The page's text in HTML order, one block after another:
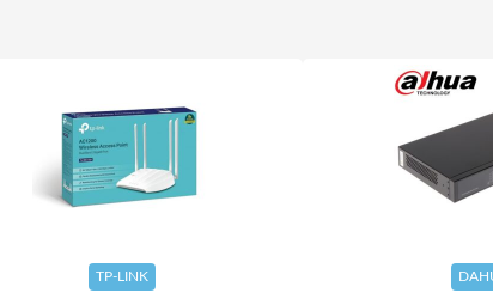
TP-LINK